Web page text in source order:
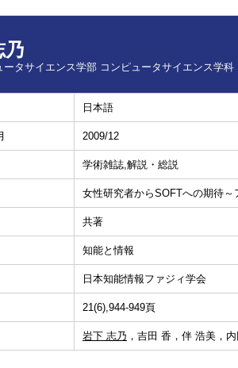
ータサイエンス学部 コンピュータサイエンス学科
日本語
2009/12
学術雑誌,解説・総説
女性研究者からSOFTへの期待
共著
知能と情報
日本知能情報ファジィ学会
21(6),944-949頁
岩下 志乃 ，吉田 香，伴 浩美，